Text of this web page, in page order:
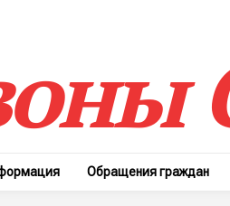
Обращения граждан